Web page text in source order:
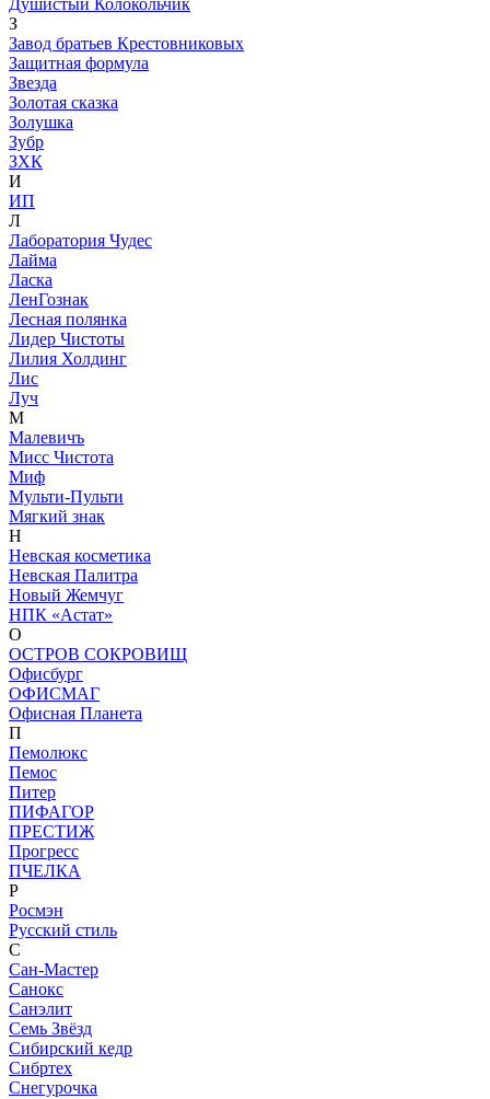
Душистый Колокольчик
З
Завод братьев Крестовниковых
Защитная формула
Звезда
Золотая сказка
Золушка
Зубр
ЗХК
И
ИП
Л
Лаборатория Чудес
Лайма
Ласка
ЛенГознак
Лесная полянка
Лидер Чистоты
Лилия Холдинг
Лис
Луч
М
Малевичъ
Мисс Чистота
Миф
Мульти-Пульти
Мягкий знак
Н
Невская косметика
Невская Палитра
Новый Жемчуг
НПК «Астат»
О
ОСТРОВ СОКРОВИЩ
Офисбург
ОФИСМАГ
Офисная Планета
П
Пемолюкс
Пемос
Питер
ПИФАГОР
ПРЕСТИЖ
Прогресс
ПЧЕЛКА
Р
Росмэн
Русский стиль
С
Сан-Мастер
Санокс
Санэлит
Семь Звёзд
Сибирский кедр
Сибртех
Снегурочка